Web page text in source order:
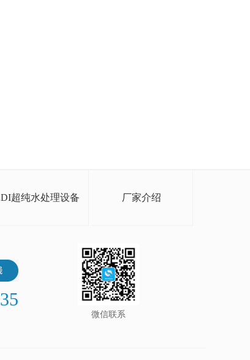
超纯水处理设备 厂家介绍
微信联系